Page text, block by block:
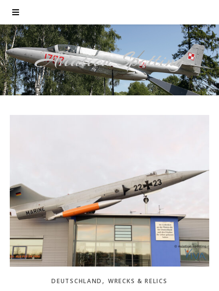
Aviation Spotting
DEUTSCHLAND ,WRECKS & RELICS